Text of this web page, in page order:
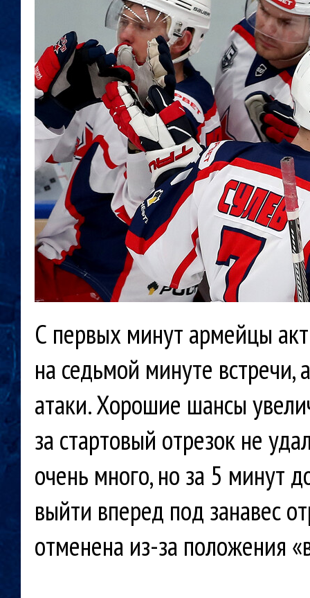
С первых минут армейцы
на седьмой минуте
атаки. Хорошие шансы
за стартовый отрезок не
очень много, но за 5 минут
выйти вперед под занавес
отменена из-за положения